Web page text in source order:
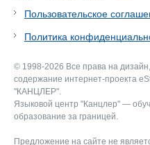
Пользовательское
Политика
© 1998-2026 Все права на
содержание интернет-проекта
"КАНЦЛЕР".
Языковой центр "Канцлер" —
образование за границей.
Предложение на сайте не